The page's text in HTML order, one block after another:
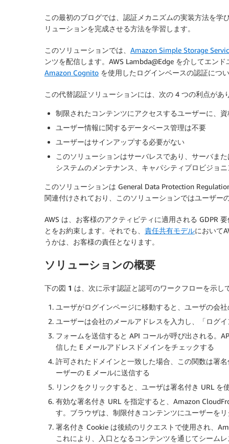
この最初のブログでは、認証メカニズムの実装方法を学
リューションを完成させる方法を学習します。
このソリューションでは、 Amazon Simple Storage
ンツを配信します。AWS Lambda@Edge を介してエン
Amazon Cognito を使用したログインベースの認証につ
この代替認証ソリューションには、次の 4 つの利点があ
制限されたコンテンツにアクセスするユーザーに、
ユーザー情報に関するデータベース管理は不要
ユーザーはサインアップする必要がない
このソリューションはサーバレスであり、サーバま
システムのメンテナンス、キャパシティプロビジョ
このソリューションは General Data Protection
関連付けされており、このソリューションではユーザ
AWS は、お客様のアクティビティに適用される GDPR
とをお約束します。それでも、 責任共有モデルにおいて
うかは、お客様の責任となります。
ソリューションの概要
下の図 1 は、次に示す認証と認可のワークフローを示し
ユーザがログインページに移動すると、ユーザの会
ユーザーは会社のメールアドレスを入力し、「ログ
フォームを送信すると API コールが呼び出される。
信した E メールアドレスドメインをチェックする
許可されたドメインと一致した場合、この関数は署
ーザーの E メールに送信する
リンクをクリックすると、ユーザは署名付き URL
有効な署名付き URL を指定すると、Amazon
す。ブラウザは、制限付きコンテンツにユーザーを
署名付き Cookie は後続のリクエストで使用され、
これにより、入口となるコンテンツを通じてシーム